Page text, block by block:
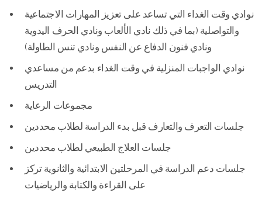
نوادي وقت الغداء التي تساعد على تعزيز المهارات الاجتماعية
والتواصلية (بما في ذلك نادي الألعاب ونادي الحرف اليدوية
ونادي فنون الدفاع عن النفس ونادي تنس الطاولة)
نوادي الواجبات المنزلية في وقت الغداء بدعم من مساعدي
التدريس
مجموعات الرعاية
جلسات التعرف والتعارف قبل بدء الدراسة لطلاب محددين
جلسات العلاج الطبيعي لطلاب محددين
جلسات دعم الدراسة في المرحلتين الابتدائية والثانوية تركز
على القراءة والكتابة والرياضيات